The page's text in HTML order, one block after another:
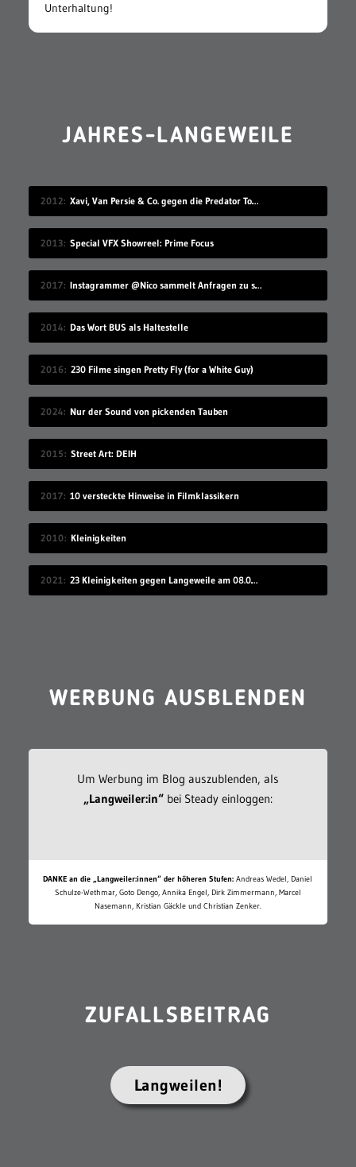
Unterhaltung!
JAHRES-LANGEWEILE
2012 Xavi, Van Persie & Co. gegen die Predator Todeszonen
2013 Special VFX Showreel: Prime Focus
2017 Instagrammer @Nico sammelt Anfragen zu seinem Benutzernamen
2014 Das Wort BUS als Haltestelle
2016 230 Filme singen Pretty Fly (for a White Guy)
2024 Nur der Sound von pickenden Tauben
2015 Street Art: DEIH
2017 10 versteckte Hinweise in Filmklassikern
2010 Kleinigkeiten
2021 23 Kleinigkeiten gegen Langeweile am 08.08.2021
WERBUNG AUSBLENDEN
Um Werbung im Blog auszublenden, als
„Langweiler:in“bei Steady einloggen:
DANKE an die „Langweiler:innen“ der höheren Stufen: Andreas Wedel, Daniel
Schulze-Wethmar, Goto Dengo, Annika Engel, Dirk Zimmermann, Marcel
Nasemann, Kristian Gäckle und Christian Zenker.
ZUFALLSBEITRAG
Langweilen!